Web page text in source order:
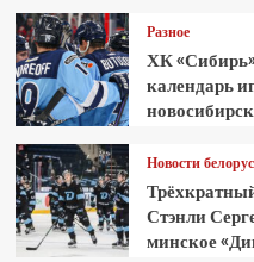
Разное
ХК
календарь
Новости
Стэнли
минское